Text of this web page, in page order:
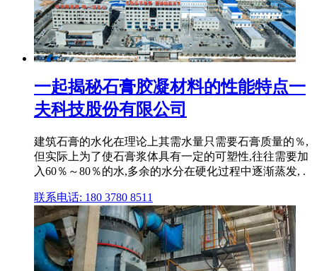
一起揭秘石膏胶凝材料的性能特点一
夫科技股份有限公司
建筑石膏的水化在理论上其需水量只需要石膏质量的％,
但实际上为了使石膏浆体具有一定的可塑性,往往需要加
入60％～80％的水,多余的水分在硬化过程中逐渐蒸发, .
联系电话: 180 3780 8511